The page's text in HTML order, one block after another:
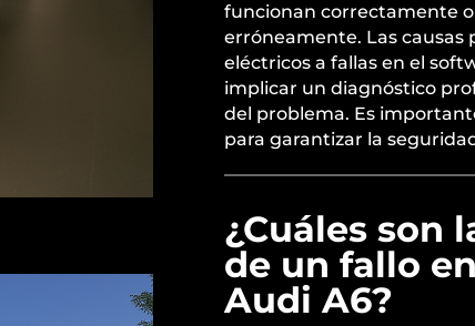
funcionan correctamente
erróneamente. Las causas
eléctricos a fallas en el
implicar un diagnóstico
del problema. Es
para garantizar la
¿Cuáles son
de un fallo
Audi A6?